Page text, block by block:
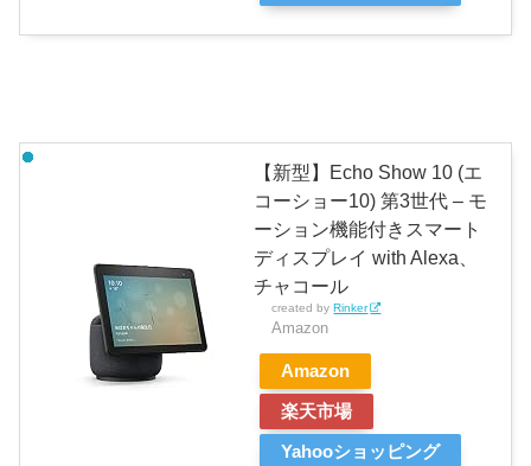
【新型】Echo Show 10 (エ
コーショー10) 第3世代 – モ
ーション機能付きスマート
ディスプレイ with Alexa、
チャコール
created byRinker
Amazon
Amazon
楽天市場
Yahooショッピング